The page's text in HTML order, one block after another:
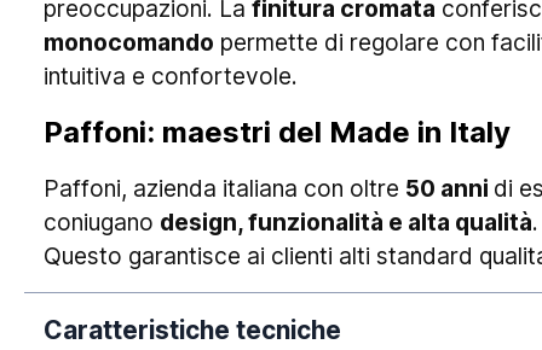
preoccupazioni. La finitura cromata
monocomando permette di regolare con
intuitiva e confortevole.
Paffoni: maestri del Made in Italy
Paffoni, azienda italiana con oltre 50 anni di
coniugano design, funzionalità e alta qualità
Questo garantisce ai clienti alti standard
Caratteristiche tecniche